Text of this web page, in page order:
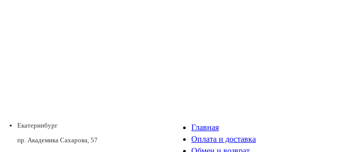
Екатеринбург
пр. Академика Сахарова, 57
Главная
Оплата и доставка